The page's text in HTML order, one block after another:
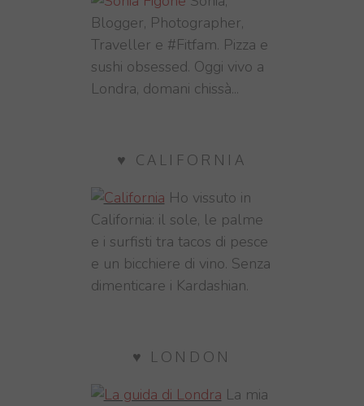
Blogger, Photographer,
Traveller e #Fitfam. Pizza e
sushi obsessed. Oggi vivo a
Londra, domani chissà...
♥ CALIFORNIA
Ho vissuto in
California: il sole, le palme
e i surfisti tra tacos di pesce
e un bicchiere di vino. Senza
dimenticare i Kardashian.
♥ LONDON
La mia